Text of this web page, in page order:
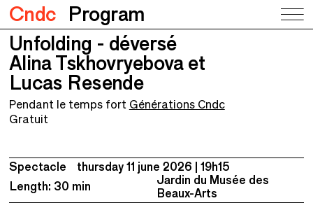
Cndc Program
Unfolding - déversé
Alina Tskhovryebova et Lucas Resende
Unfolding - déversé
Alina Tskhovryebova et
Lucas Resende
Pendant le temps fort Générations Cndc
Gratuit
Spectacle thursday 11 june 2026
19h15
Length: 30 min
Jardin du Musée des
Beaux-Arts